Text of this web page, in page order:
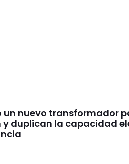
un nuevo transformador
y duplican la capacidad